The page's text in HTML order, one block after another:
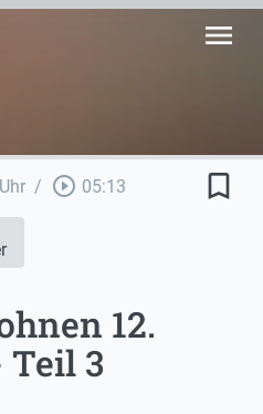
menu
/ play_circle_outline 05:13
bookmark_border
12.
Teil 3